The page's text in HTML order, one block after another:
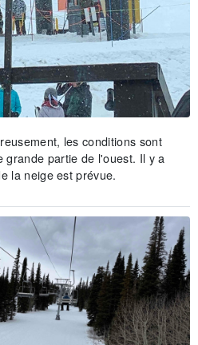
les conditions sont
grande partie de l'ouest. Il y a
la neige est prévue.